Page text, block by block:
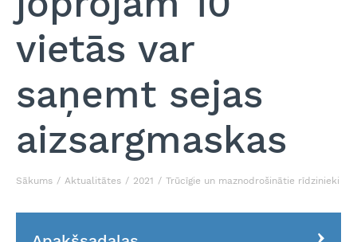
vietās var
saņemt sejas
aizsargmaskas
Sākums Aktualitātes 2021 Trūcīgie un maznodrošinātie rīdzinieki